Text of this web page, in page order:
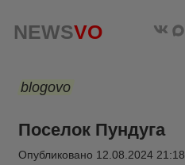
NEWSVO
blogovo
Поселок Пундуга
Опубликовано 12.08.2024 21:18